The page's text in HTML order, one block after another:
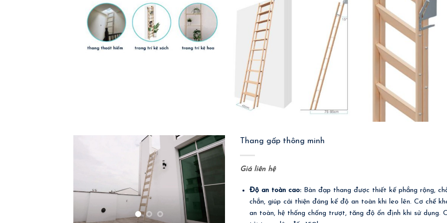
Thang gấp thông minh
Giá liên hệ
Độ an toàn cao: Bàn đạp thang được thiết kế phẳng rộng,
chắn, giúp cải thiện đáng kể độ an toàn khi leo lên. Cơ chế
an toàn, hệ thống chống trượt, tăng độ ổn định khi sử dụng.